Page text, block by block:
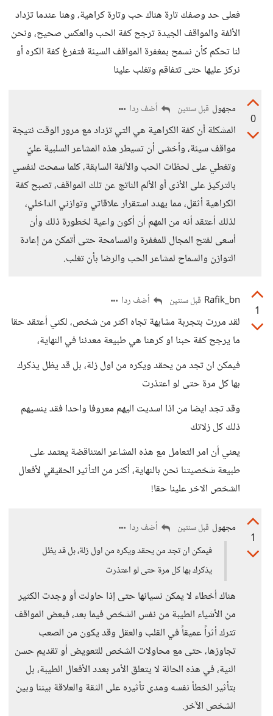
فعلى حد وصفك تارة هناك حب وتارة كراهية، وهنا عندما تزداد
الألفة والمواقف الجيدة ترجح كفة الحب والعكس صحيح، ونحن
لنا تحكم كأن نسمح بمغفرة المواقف السيئة فتفرغ كفة الكره أو
نركز عليها حتى تتفاقم وتغلب علينا
0
مجهول قبل سنتين أضف ردا
المشكلة أن كفة الكراهية هي التي تزداد مع مرور الوقت نتيجة
مواقف سيئة، وأخشى أن تسيطر هذه المشاعر السلبية عليّ
وتغطي على لحظات الحب والألفة السابقة، كلما سمحت لنفسي
بالتركيز على الأذى أو الألم الناتج عن تلك المواقف، تصبح كفة
الكراهية أثقل، مما يهدد استقرار علاقاتي وتوازني الداخلي،
لذلك أعتقد أنه من المهم أن أكون واعية لخطورة ذلك وأن
أسعى لفتح المجال للمغفرة والمسامحة حتى أتمكن من إعادة
التوازن والسماح لمشاعر الحب والرضا بأن تغلب.
1
Rafik_bn قبل سنتين أضف ردا
لقد مررت بتجربة مشابهة تجاه اكثر من شخص، لكني أعتقد حقا
ما يرجح كفة حبنا او كرهنا هي طبيعة معدننا في النهاية،
فيمكن ان تجد من يحقد ويكره من اول زلة، بل قد يظل يذكرك
بها كل مرة حتى لو اعتذرت
وقد تجد ايضا من اذا اسديت اليهم معروفا واحدا فقد ينسيهم
ذلك كل زلاتك
يعني أن امر التعامل مع هذه المشاعر المتناقضة يعتمد على
طبيعة شخصيتنا نحن بالنهاية، أكثر من التأثير الحقيقي لأفعال
الشخص الاخر علينا حقا!
1
مجهول قبل سنتين
أضف ردا
فيمكن ان تجد من يحقد ويكره من اول زلة، بل قد يظل
يذكرك بها كل مرة حتى لو اعتذرت
هناك أخطاء لا يمكن نسيانها حتى إذا حاولت أو وجدت الكثير
من الأشياء الطيبة من نفس الشخص فيما بعد، فبعض المواقف
تترك أثراً عميقاً في القلب والعقل وقد يكون من الصعب
تجاوزها، حتى مع محاولات الشخص للتعويض أو تقديم حسن
النية، في هذه الحالة لا يتعلق الأمر بعدد الأفعال الطيبة، بل
بتأثير الخطأ نفسه ومدى تأثيره على الثقة والعلاقة بيننا وبين
الشخص الآخر.